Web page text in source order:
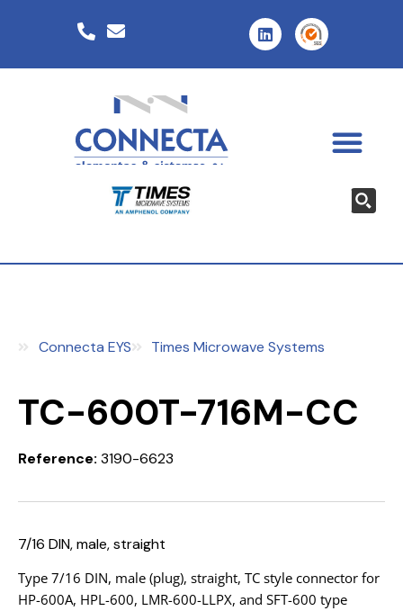
Connecta EYS Times Microwave Systems
TC-600T-716M-CC
Reference: 3190-6623
7/16 DIN, male, straight
Type 7/16 DIN, male (plug), straight, TC style connector for
HP-600A, HPL-600, LMR-600-LLPX, and SFT-600 type